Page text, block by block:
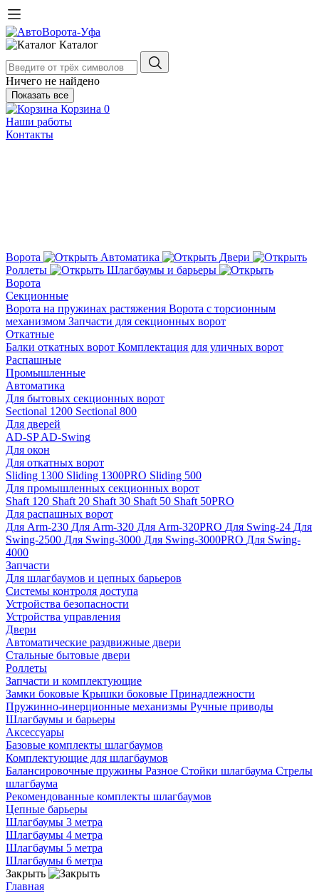
Каталог
Ничего не найдено
Показать все
Корзина 0
Наши работы
Контакты
Ворота Автоматика
Двери
Роллеты
Шлагбаумы и барьеры
Ворота
Секционные
Ворота на пружинах растяжения Ворота с торсионным
механизмом Запчасти для секционных ворот
Откатные
Балки откатных ворот Комплектация для уличных ворот
Распашные
Промышленные
Автоматика
Для бытовых секционных ворот
Sectional 1200 Sectional 800
Для дверей
AD-SPAD-Swing
Для окон
Для откатных ворот
Sliding 1300 Sliding 1300PRO Sliding 500
Для промышленных секционных ворот
Shaft 120 Shaft 20 Shaft 30 Shaft 50 Shaft 50PRO
Для распашных ворот
Для Arm-230 Для Arm-320 Для Arm-320PRO Для Swing-24 Для
Swing-2500 Для Swing-3000 Для Swing-3000PRO Для Swing-
4000
Запчасти
Для шлагбаумов и цепных барьеров
Системы контроля доступа
Устройства безопасности
Устройства управления
Двери
Автоматические раздвижные двери
Стальные бытовые двери
Роллеты
Запчасти и комплектующие
Замки боковые Крышки боковые Принадлежности
Пружинно-инерционные механизмы Ручные приводы
Шлагбаумы и барьеры
Аксессуары
Базовые комплекты шлагбаумов
Комплектующие для шлагбаумов
Балансировочные пружины Разное Стойки шлагбаума Стрелы
шлагбаума
Рекомендованные комплекты шлагбаумов
Цепные барьеры
Шлагбаумы 3 метра
Шлагбаумы 4 метра
Шлагбаумы 5 метра
Шлагбаумы 6 метра
Закрыть
Главная